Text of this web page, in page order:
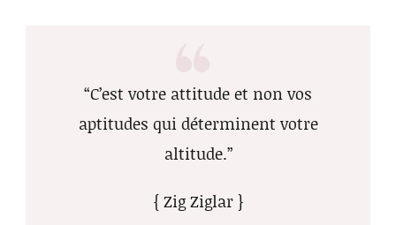
“C’est votre attitude et non vos
aptitudes qui déterminent votre
altitude.”
{ Zig Ziglar }